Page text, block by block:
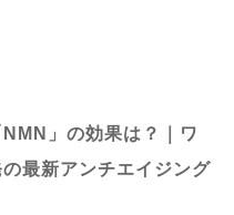
」の効果は？｜ワ
最新アンチエイジング